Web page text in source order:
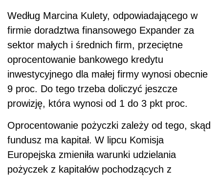
Według Marcina Kulety, odpowiadającego w
firmie doradztwa finansowego Expander za
sektor małych i średnich firm, przeciętne
oprocentowanie bankowego kredytu
inwestycyjnego dla małej firmy wynosi obecnie
9 proc. Do tego trzeba doliczyć jeszcze
prowizję, która wynosi od 1 do 3 pkt proc.
Oprocentowanie pożyczki zależy od tego, skąd
fundusz ma kapitał. W lipcu Komisja
Europejska zmieniła warunki udzielania
pożyczek z kapitałów pochodzących z